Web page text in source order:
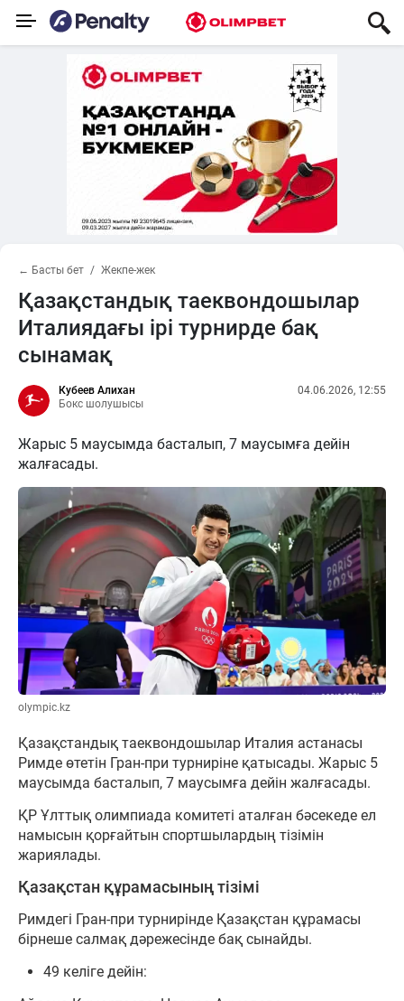
← Басты бет Жекпе-жек
Қазақстандық таеквондошылар
Италиядағы ірі турнирде бақ
сынамақ
Кубеев Алихан
Бокс шолушысы
04.06.2026, 12:55
Жарыс 5 маусымда басталып, 7 маусымға дейін
жалғасады.
olympic.kz
Қазақстандық таеквондошылар Италия астанасы
Римде өтетін Гран-при турниріне қатысады. Жарыс 5
маусымда басталып, 7 маусымға дейін жалғасады.
ҚР Ұлттық олимпиада комитеті аталған бәсекеде ел
намысын қорғайтын спортшылардың тізімін
жариялады.
Қазақстан құрамасының тізімі
Римдегі Гран-при турнирінде Қазақстан құрамасы
бірнеше салмақ дәрежесінде бақ сынайды.
49 келіге дейін: